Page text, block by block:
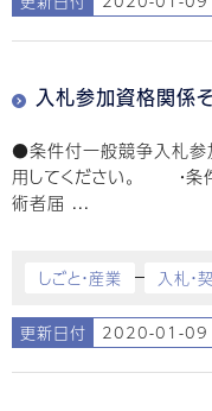
入札参加資格関係
●条件付一般競争入札
用してください。 ・条
術者届 ...
しごと・産業 入札・
更新日付 2020-01-09